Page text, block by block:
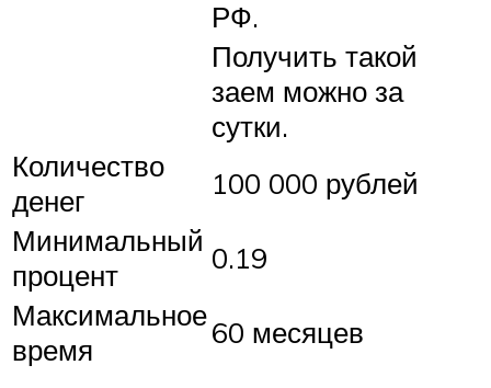
РФ.
Получить такой
заем можно за
сутки.
Количество
денег
100 000 рублей
Минимальный
процент
0.19
Максимальное
время
60 месяцев